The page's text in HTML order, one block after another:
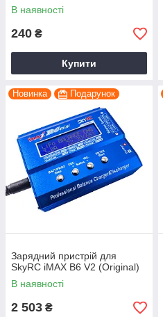
В наявності
240 ₴
Купити
Новинка Подарунок
Зарядний пристрій для
SkyRC iMAX B6 V2 (Original)
В наявності
2 503 ₴